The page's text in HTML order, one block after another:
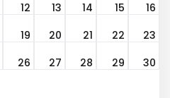
12 13 14 15
16
19 20 21 22
23
26 27 28 29
30